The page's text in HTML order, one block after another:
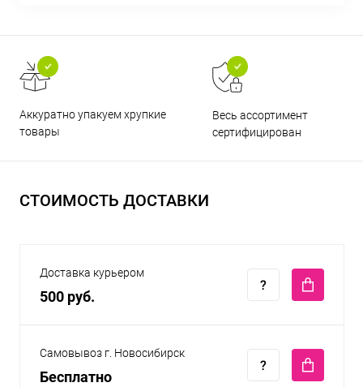
Аккуратно упакуем хрупкие
товары
Весь ассортимент
сертифицирован
СТОИМОСТЬ ДОСТАВКИ
Доставка курьером
500 руб.
Самовывоз г. Новосибирск
Бесплатно